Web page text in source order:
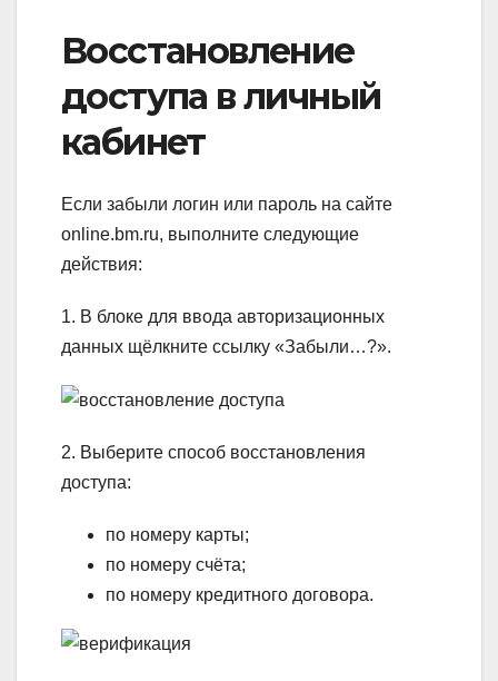
Восстановление
доступа в личный
кабинет
Если забыли логин или пароль на сайте
online.bm.ru, выполните следующие
действия:
1. В блоке для ввода авторизационных
данных щёлкните ссылку «Забыли…?».
2. Выберите способ восстановления
доступа:
по номеру карты;
по номеру счёта;
по номеру кредитного договора.